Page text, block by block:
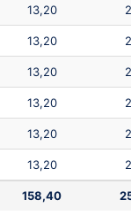
13,20
13,20
13,20
13,20
13,20
13,20
158,40